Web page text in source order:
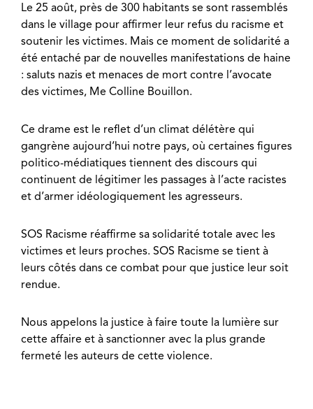
Le 25 août, près de 300 habitants se sont rassemblés
dans le village pour affirmer leur refus du racisme et
soutenir les victimes. Mais ce moment de solidarité a
été entaché par de nouvelles manifestations de haine
: saluts nazis et menaces de mort contre l’avocate
des victimes, Me Colline Bouillon.
Ce drame est le reflet d’un climat délétère qui
gangrène aujourd’hui notre pays, où certaines figures
politico-médiatiques tiennent des discours qui
continuent de légitimer les passages à l’acte racistes
et d’armer idéologiquement les agresseurs.
SOS Racisme réaffirme sa solidarité totale avec les
victimes et leurs proches. SOS Racisme se tient à
leurs côtés dans ce combat pour que justice leur soit
rendue.
Nous appelons la justice à faire toute la lumière sur
cette affaire et à sanctionner avec la plus grande
fermeté les auteurs de cette violence.